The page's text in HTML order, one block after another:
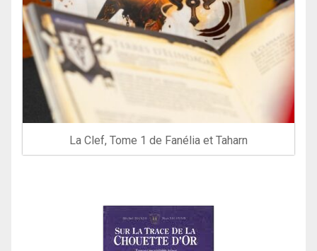
La Clef, Tome 1 de Fanélia et Taharn